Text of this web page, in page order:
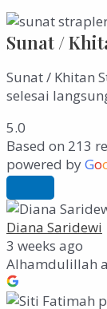
Sunat /
Sunat / Khitan
selesai
5.0
Based on 213
powered byGo
Diana Saridewi
3 weeks ago
Alhamdulillah